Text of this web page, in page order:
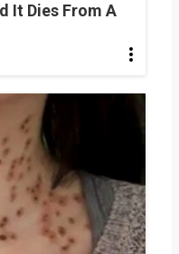
It Dies From A